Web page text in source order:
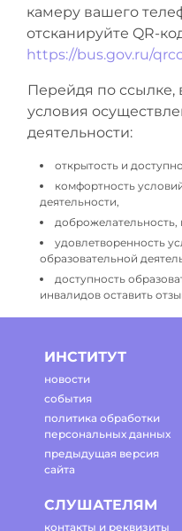
камеру вашего
отсканируйте QR-
https://bus.gov.ru/
Перейдя по
условия
деятельности:
открытость и
комфортность
деятельности,
доброжелательность,
удовлетворенность
образовательной
доступность
инвалидов оставить
ИНСТИТУТ
новости
события
политика обработки
персональных данных
предыдущая версия
сайта
СЛУШАТЕЛЯМ
контакты и реквизиты